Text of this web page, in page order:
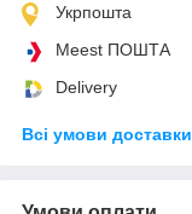
Укрпошта
Meest ПОШТА
Delivery
Всі умови доставки